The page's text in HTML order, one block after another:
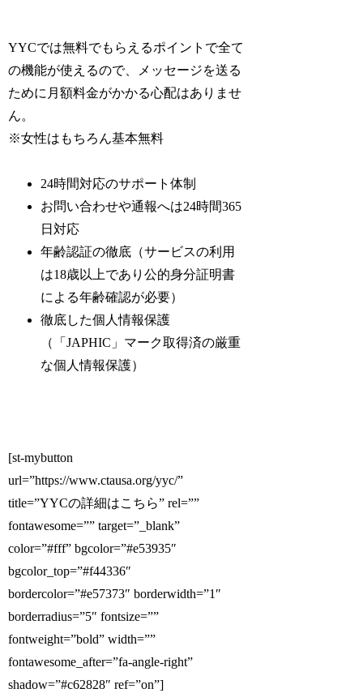
YYCでは無料でもらえるポイントで全て
の機能が使えるので、メッセージを送る
ために月額料金がかかる心配はありませ
ん。
※女性はもちろん基本無料
24時間対応のサポート体制
お問い合わせや通報へは24時間365
日対応
年齢認証の徹底（サービスの利用
は18歳以上であり公的身分証明書
による年齢確認が必要）
徹底した個人情報保護
（「JAPHIC」マーク取得済の厳重
な個人情報保護）
[st-mybutton
url=”https://www.ctausa.org/yyc/”
title=”YYCの詳細はこちら” rel=””
fontawesome=”” target=”_blank”
color=”#fff” bgcolor=”#e53935″
bgcolor_top=”#f44336″
bordercolor=”#e57373″ borderwidth=”1″
borderradius=”5″ fontsize=””
fontweight=”bold” width=””
fontawesome_after=”fa-angle-right”
shadow=”#c62828″ ref=”on”]